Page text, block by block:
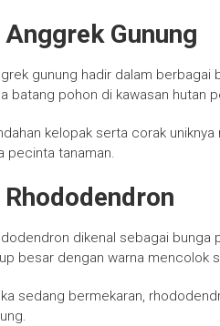
Anggrek Gunung
gunung hadir dalam berbagai
batang pohon di kawasan hutan
kelopak serta corak
pecinta tanaman.
dikenal sebagai bunga
besar dengan warna mencolok
sedang bermekaran,